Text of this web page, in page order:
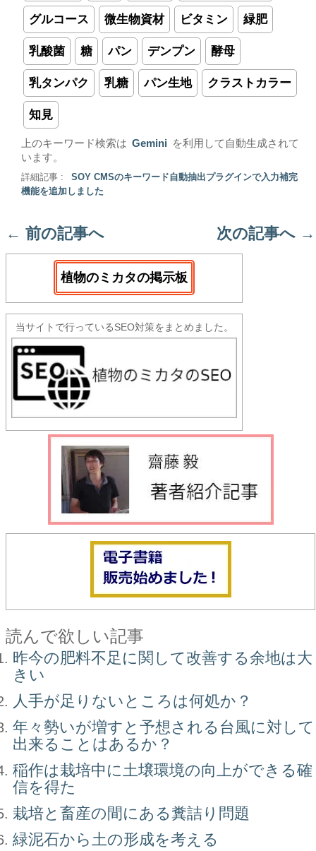
グルコース 微生物資材 ビタミン 緑肥
乳酸菌 糖 パン デンプン 酵母
乳タンパク 乳糖 パン生地 クラストカラー
知見
上のキーワード検索は Gemini
を利用して自動生成されて
います。
詳細記事 :
SOY CMSのキーワード自動抽出プラグインで入力補完
機能を追加しました
← 前の記事へ 次の記事へ →
植物のミカタの掲示板
当サイトで行っているSEO対策をまとめました。
読んで欲しい記事
昨今の肥料不足に関して改善する余地は大
きい
人手が足りないところは何処か？
年々勢いが増すと予想される台風に対して
出来ることはあるか？
稲作は栽培中に土壌環境の向上ができる確
信を得た
栽培と畜産の間にある糞詰り問題
緑泥石から土の形成を考える